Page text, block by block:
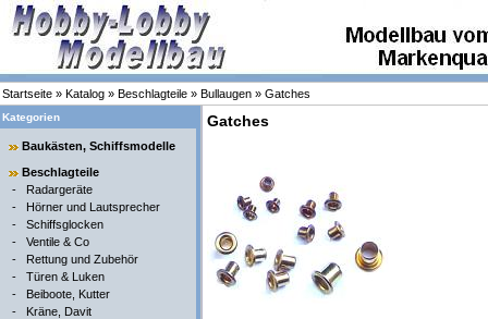
Startseite » Katalog » Beschlagteile » Bullaugen » Gatches
Kategorien
Baukästen, Schiffsmodelle
Beschlagteile
- Radargeräte
- Hörner und Lautsprecher
- Schiffsglocken
- Ventile & Co
- Rettung und Zubehör
- Türen & Luken
- Beiboote, Kutter
- Kräne, Davit
Gatches